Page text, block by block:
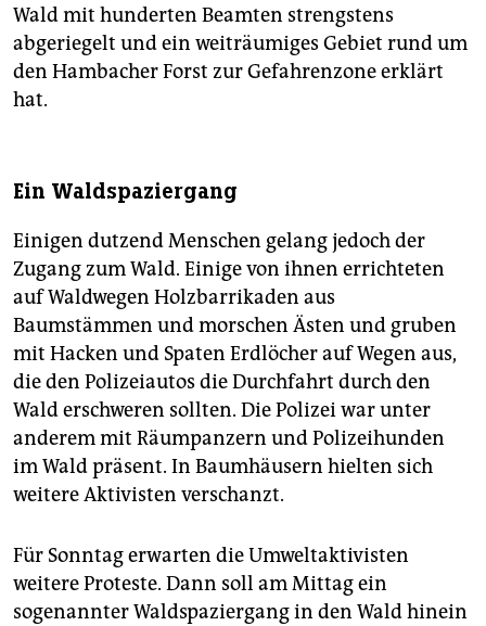
Wald mit hunderten Beamten strengstens
abgeriegelt und ein weiträumiges Gebiet rund um
den Hambacher Forst zur Gefahrenzone erklärt
hat.
Ein Waldspaziergang
Einigen dutzend Menschen gelang jedoch der
Zugang zum Wald. Einige von ihnen errichteten
auf Waldwegen Holzbarrikaden aus
Baumstämmen und morschen Ästen und gruben
mit Hacken und Spaten Erdlöcher auf Wegen aus,
die den Polizeiautos die Durchfahrt durch den
Wald erschweren sollten. Die Polizei war unter
anderem mit Räumpanzern und Polizeihunden
im Wald präsent. In Baumhäusern hielten sich
weitere Aktivisten verschanzt.
Für Sonntag erwarten die Umweltaktivisten
weitere Proteste. Dann soll am Mittag ein
sogenannter Waldspaziergang in den Wald hinein